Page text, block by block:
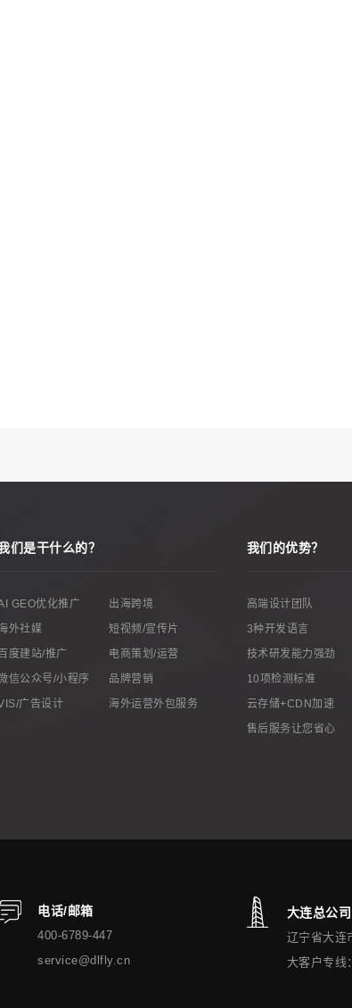
们是干什么的？
GEO优化推广
出海跨境
外社媒
短视频/宣传片
百度建站/推广
电商策划/运营
信公众号/小程序
品牌营销
广告设计
海外运营外包服务
我们的优势？
高端设计团队
3种开发语言
技术研发能力强劲
10项检测标准
云存储+CDN加速
售后服务让您省心
电话/邮箱
400-6789-447
service@dlfly.cn
大连总公司
辽宁省大连
大客户专线